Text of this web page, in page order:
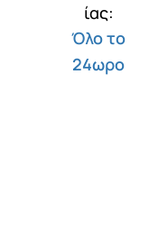
ίας:
Όλο το
24ωρο